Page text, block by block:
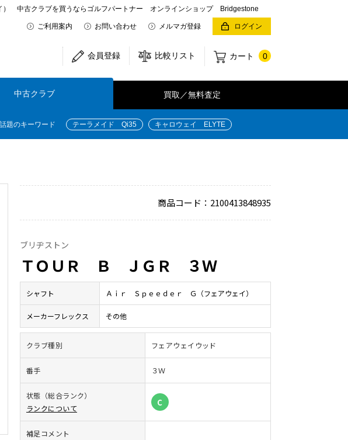
古クラブを買うならゴルフパートナー オンラインショップ Bridgestone
ご利用案内 お問い合わせ メルマガ登録 ログイン
カート 0
比較リスト
会員登録
中古クラブ 買取／無料査定
話題のキーワード テーラメイド Qi35 キャロウェイ ELYTE
商品コード：2100413848935
ブリヂストン
ＴＯＵＲ Ｂ ＪＧＲ ３Ｗ
シャフト Ａｉｒ Ｓｐｅｅｄｅｒ Ｇ（フェアウェイ）
メーカーフレックス その他
クラブ種別 フェアウェイウッド
番手 ３Ｗ
状態（総合ランク）
ランクについて
C
補足コメント